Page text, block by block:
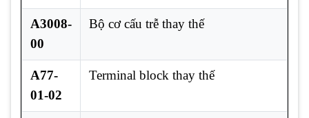
A3008-
00
Bộ cơ cấu trễ thay thế
A77-
01-02
Terminal block thay thế